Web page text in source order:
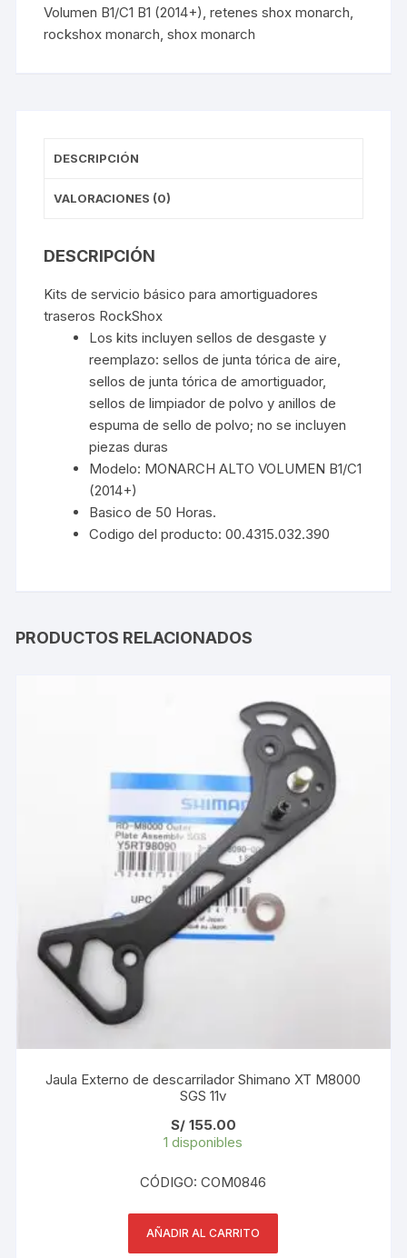
Volumen B1/C1 B1 (2014+) ,retenes shox monarch
rockshox monarch ,shox monarch
DESCRIPCIÓN
VALORACIONES (0)
DESCRIPCIÓN
Kits de servicio básico para amortiguadores
traseros RockShox
Los kits incluyen sellos de desgaste y
reemplazo: sellos de junta tórica de aire,
sellos de junta tórica de amortiguador,
sellos de limpiador de polvo y anillos de
espuma de sello de polvo; no se incluyen
piezas duras
Modelo: MONARCH ALTO VOLUMEN B1/C1
(2014+)
Basico de 50 Horas.
Codigo del producto: 00.4315.032.390
PRODUCTOS RELACIONADOS
Jaula Externo de descarrilador Shimano XT M8000
SGS 11v
S/155.00
1 disponibles
CÓDIGO: COM0846
AÑADIR AL CARRITO